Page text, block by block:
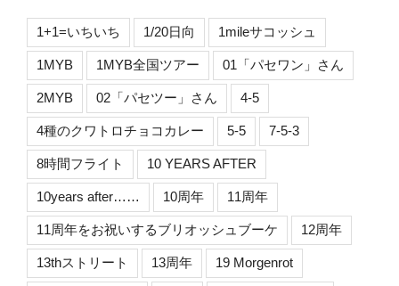
1+1=いちいち 1/20日向 1mileサコッシュ
1MYB 1MYB全国ツアー 01「パセワン」さん
2MYB 02「パセツー」さん 4-5
4種のクワトロチョコカレー 5-5 7-5-3
8時間フライト 10 YEARS AFTER
10years after…… 10周年 11周年
11周年をお祝いするブリオッシュブーケ 12周年
13thストリート 13周年 19 Morgenrot